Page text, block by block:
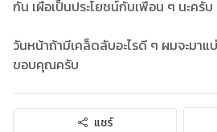
กัน เผื่อเป็นประโยชน์กับเพื่อน ๆ นะครับ
วันหน้าถ้ามีเคล็ดลับอะไรดี ๆ ผมจะมา
ขอบคุณครับ
แชร์